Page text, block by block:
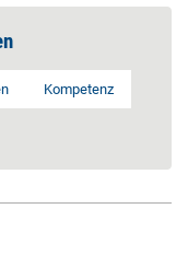
Kompetenz